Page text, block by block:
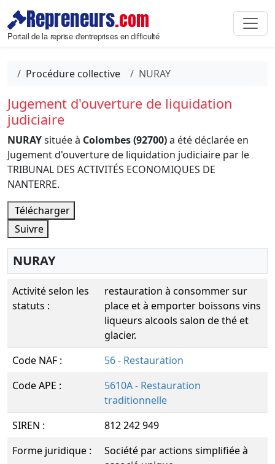
Repreneurs.com
Portail de la reprise d'entreprises en difficulté
Procédure collective NURAY
Jugement d'ouverture de liquidation
judiciaire
NURAYsituée à Colombes (92700)a été déclarée en
Jugement d'ouverture de liquidation judiciaire par le
TRIBUNAL DES ACTIVITÉS ECONOMIQUES DE
NANTERRE.
Télécharger
Suivre
NURAY
Activité selon les
statuts :
restauration à consommer sur
place et à emporter boissons vins
liqueurs alcools salon de thé et
glacier.
Code NAF :
56 - Restauration
Code APE :
5610A - Restauration
traditionnelle
SIREN :
812 242 949
Forme juridique :
Société par actions simplifiée à